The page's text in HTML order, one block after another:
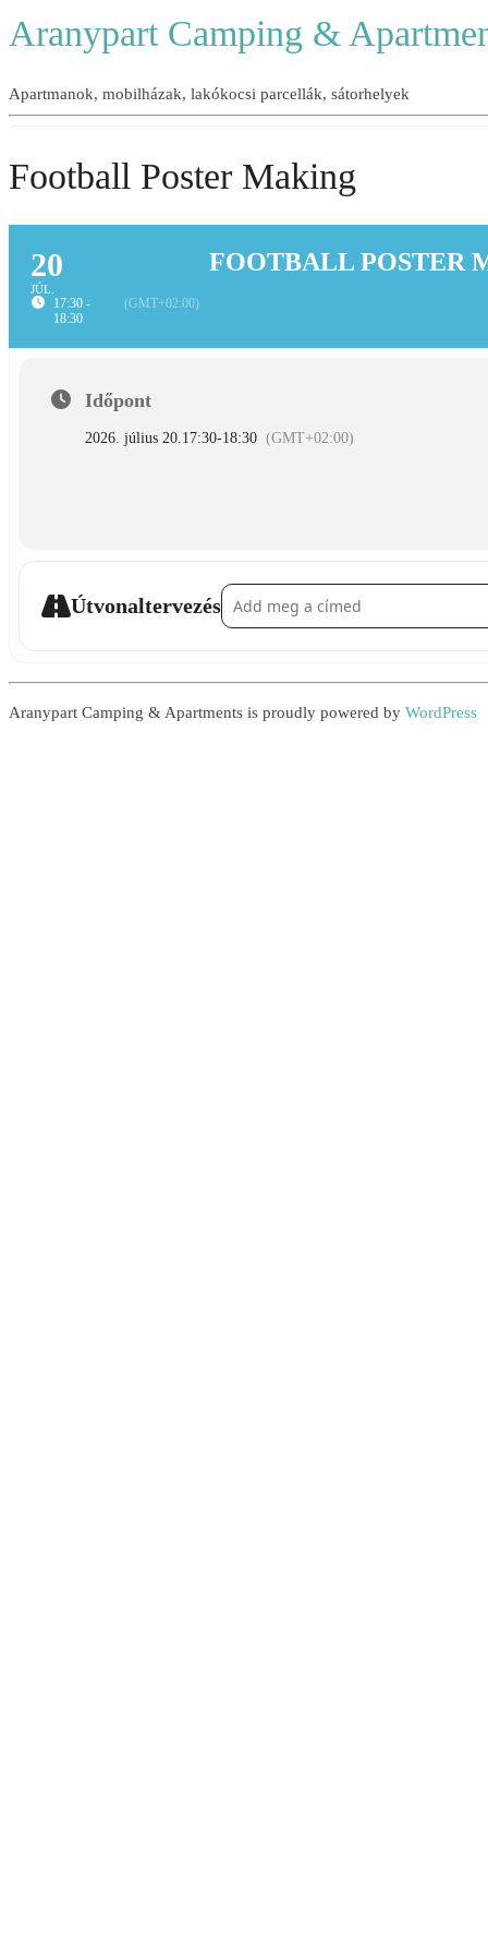
Aranypart Camping &
Apartmanok, mobilházak, lakókocsi parcellák, sátorhelyek
Football Poster Making
20
JÚL.
17:30 -
18:30
(GMT+02:00)
FOOTBALL POSTER
Időpont
2026. július 20. 17:30-18:30 (GMT+02:00)
ÚtvonaltervezésAddress - Football Poster Making []
Aranypart Camping & Apartments is proudly powered by WordPress